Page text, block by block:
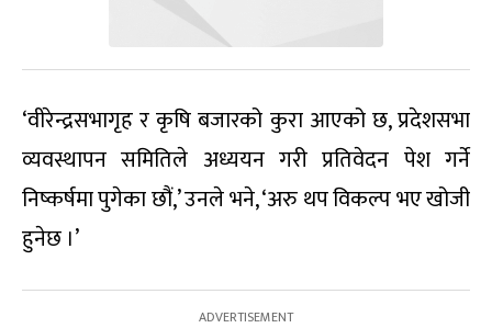
‘वीरेन्द्रसभागृह र कृषि बजारको कुरा आएको छ, प्रदेशसभा
व्यवस्थापन समितिले अध्ययन गरी प्रतिवेदन पेश गर्ने
निष्कर्षमा पुगेका छौं,’ उनले भने, ‘अरु थप विकल्प भए खोजी
हुनेछ ।’